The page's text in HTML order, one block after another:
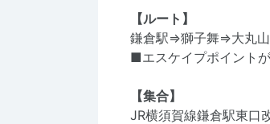
【ルート】
鎌倉駅⇒獅子舞⇒大丸
■エスケイプポイント
【集合】
JR横須賀線鎌倉駅東口